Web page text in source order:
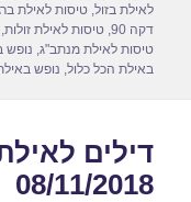
לאילת בזול,טיסות לאילת
דקה 90
,טיסות לאילת זולות
טיסות לאילת מנתב"ג, נופש
באילת הכל כלול, נופש
דילים
08/11/2018